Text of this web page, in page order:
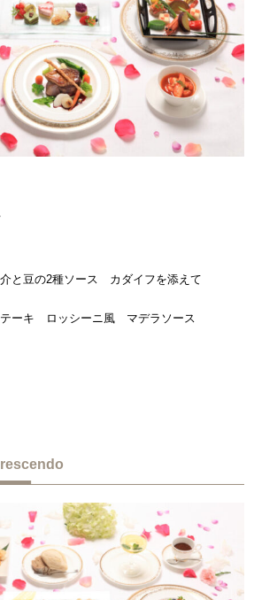
と豆の2種ソース カダイフを添えて
テーキ ロッシーニ風 マデラソース